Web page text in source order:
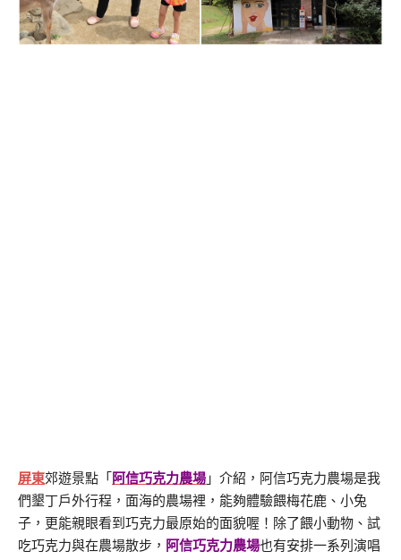
屏東郊遊景點「 阿信巧克力農場 」介紹，阿信巧克力農場是我
們墾丁戶外行程，面海的農場裡，能夠體驗餵梅花鹿、小兔
子，更能親眼看到巧克力最原始的面貌喔！除了餵小動物、試
吃巧克力與在農場散步， 阿信巧克力農場也有安排一系列演唱